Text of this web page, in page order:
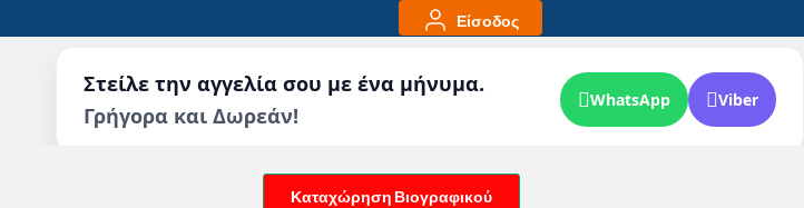
Είσοδος
Στείλε την αγγελία σου με ένα μήνυμα.
Γρήγορα και Δωρεάν!
WhatsApp Viber
Καταχώρηση Βιογραφικού